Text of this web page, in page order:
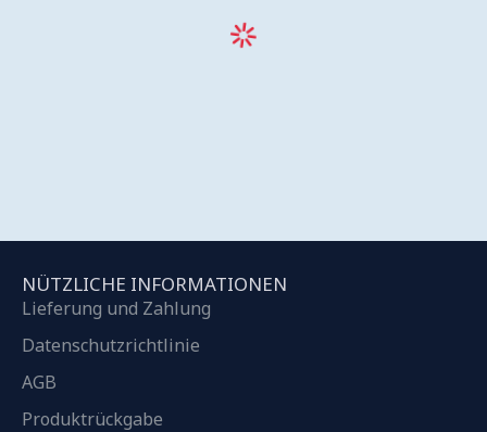
NÜTZLICHE INFORMATIONEN
Lieferung und Zahlung
Datenschutzrichtlinie
AGB
Produktrückgabe